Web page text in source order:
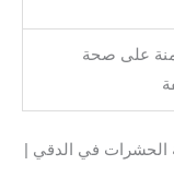
أمنة على صحة
في الدقي |